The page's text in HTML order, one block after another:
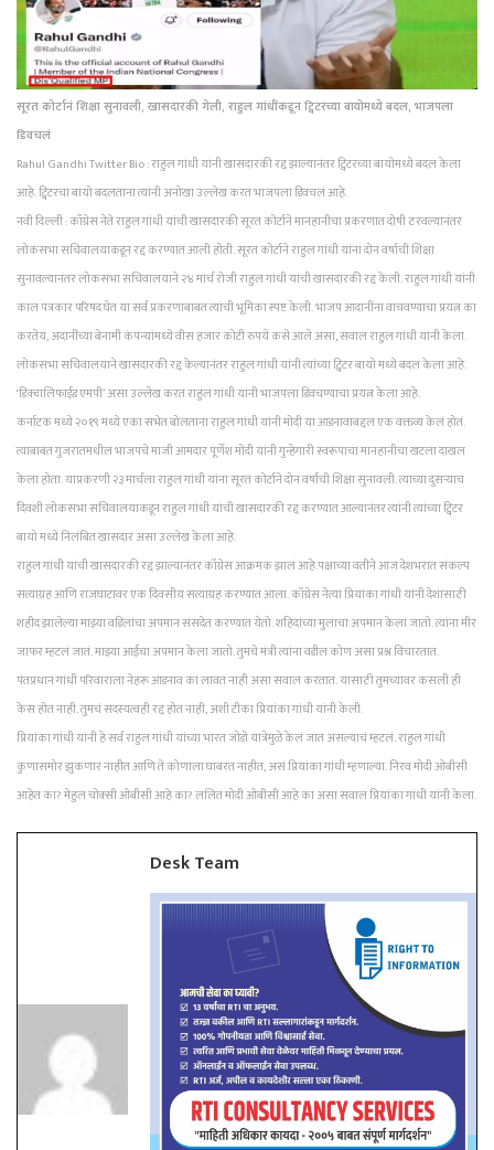
सूरत कोर्टानं शिक्षा सुनावली, खासदारकी गेली, राहुल गांधींकडून ट्विटरच्या बायोमध्ये बदल, भाजपला
डिवचलं
Rahul Gandhi Twitter Bio : राहुल गांधी यांनी खासदारकी रद्द झाल्यानंतर ट्विटरच्या बायोमध्ये बदल केला
आहे. ट्विटरचा बायो बदलताना त्यांनी अनोखा उल्लेख करत भाजपला डिवचलं आहे.
नवी दिल्ली : काँग्रेस नेते राहुल गांधी यांची खासदारकी सूरत कोर्टाने मानहानीचा प्रकरणात दोषी ठरवल्यानंतर
लोकसभा सचिवालयाकडून रद्द करण्यात आली होती. सूरत कोर्टाने राहुल गांधी यांना दोन वर्षाची शिक्षा
सुनावल्यानंतर लोकसभा सचिवालयाने २४ मार्च रोजी राहुल गांधी यांची खासदारकी रद्द केली. राहुल गांधी यांनी
काल पत्रकार परिषद घेत या सर्व प्रकरणाबाबत त्यांची भूमिका स्पष्ट केली. भाजप आदानींना वाचवण्याचा प्रयत्न का
करतेय, अदानींच्या बेनामी कंपन्यांमध्ये वीस हजार कोटी रुपये कसे आले असा, सवाल राहुल गांधी यांनी केला.
लोकसभा सचिवालयाने खासदारकी रद्द केल्यानंतर राहुल गांधी यांनी त्यांच्या ट्विटर बायो मध्ये बदल केला आहे.
‘डिक्वालिफाईड एमपी’ असा उल्लेख करत राहुल गांधी यांनी भाजपला डिवचण्याचा प्रयत्न केला आहे.
कर्नाटक मध्ये २०१९ मध्ये एका सभेत बोलताना राहुल गांधी यांनी मोदी या आडनावाबद्दल एक वक्तव्य केलं होतं.
त्याबाबत गुजरातमधील भाजपचे माजी आमदार पूर्णेश मोदी यांनी गुन्हेगारी स्वरूपाचा मानहानीचा खटला दाखल
केला होता. याप्रकरणी २३ मार्चला राहुल गांधी यांना सूरत कोर्टाने दोन वर्षांची शिक्षा सुनावली. त्याच्या दुसऱ्याच
दिवशी लोकसभा सचिवालयाकडून राहुल गांधी यांची खासदारकी रद्द करण्यात आल्यानंतर त्यांनी त्यांच्या ट्विटर
बायो मध्ये निलंबित खासदार असा उल्लेख केला आहे.
राहुल गांधी यांची खासदारकी रद्द झाल्यानंतर काँग्रेस आक्रमक झालं आहे.पक्षाच्या वतीने आज देशभरात संकल्प
सत्याग्रह आणि राजघाटावर एक दिवसीय सत्याग्रह करण्यात आला. काँग्रेस नेत्या प्रियांका गांधी यांनी देशासाठी
शहीद झालेल्या माझ्या वडिलांचा अपमान संसदेत करण्यात येतो. शहिदांच्या मुलाचा अपमान केला जातो. त्यांना मीर
जाफर म्हटलं जातं. माझ्या आईचा अपमान केला जातो. तुमचे मंत्री त्यांना वडील कोण असा प्रश्न विचारतात.
पंतप्रधान गांधी परिवाराला नेहरू आडनाव का लावत नाही असा सवाल करतात. यासाठी तुमच्यावर कसली ही
केस होत नाही. तुमचं सदस्यत्वही रद्द होत नाही, अशी टीका प्रियांका गांधी यांनी केली.
प्रियांका गांधी यांनी हे सर्व राहुल गांधी यांच्या भारत जोडो यात्रेमुळे केलं जात असल्याचं म्हटलं. राहुल गांधी
कुणासमोर झुकणार नाहीत आणि ते कोणाला घाबरत नाहीत, असं प्रियांका गांधी म्हणाल्या. निरव मोदी ओबीसी
आहेत का? मेहुल चोक्सी ओबीसी आहे का? ललित मोदी ओबीसी आहे का असा सवाल प्रियांका गांधी यांनी केला.
Desk Team